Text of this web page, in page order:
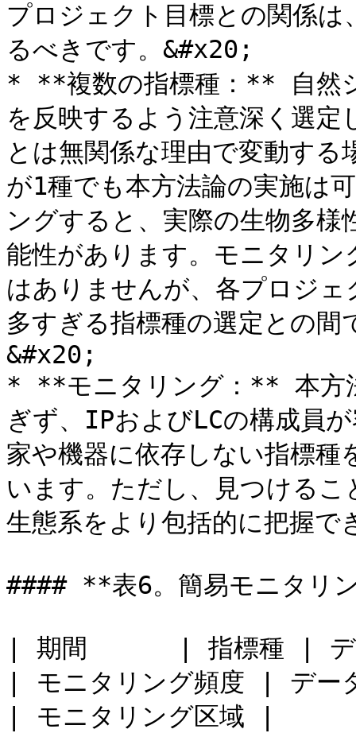
プロジェクト目標との関係
るべきです。&#x20;
* **複数の指標種：** 自然
を反映するよう注意深く選
とは無関係な理由で変動す
が1種でも本方法論の実施は
ングすると、実際の生物多
能性があります。モニタリン
はありませんが、各プロジ
多すぎる指標種の選定との
&#x20;
* **モニタリング：** 本方
ぎず、IPおよびLCの構成員
家や機器に依存しない指標
います。ただし、見つける
生態系をより包括的に把握
#### **表6。簡易モニタリ
| 期間      | 指標種 | デ
| モニタリング頻度 | デー
| モニタリング区域 |